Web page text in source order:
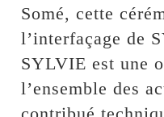
Somé, cette
l’interfaçage de
SYLVIE est une
l’ensemble des